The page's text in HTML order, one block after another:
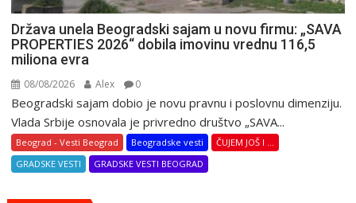
Država unela Beogradski sajam u novu firmu: „SAVA
PROPERTIES 2026“ dobila imovinu vrednu 116,5
miliona evra
08/08/2026 Alex 0
Beogradski sajam dobio je novu pravnu i poslovnu dimenziju.
Vlada Srbije osnovala je privredno društvo „SAVA...
Beograd - Vesti Beograd Beogradske vesti
ČUJEM JOŠ I ...
GRADSKE VESTI
GRADSKE VESTI BEOGRAD